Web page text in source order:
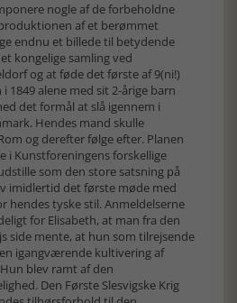
nogle af de forbeholdne
af et berømmet
endnu et billede til betydende
kongelige samling ved
og at føde det første af 9(ni!)
1849 alene med sit 2-årige barn
det formål at slå igennem i
Hendes mand skulle
og derefter følge efter. Planen
i Kunstforeningens forskellige
som den store satsning på
imidlertid det første møde med
hendes tyske stil. Anmeldelserne
for Elisabeth, at man fra den
side mente, at hun som tilrejsende
igangværende kultivering af
blev ramt af den
Den Første Slesvigske Krig